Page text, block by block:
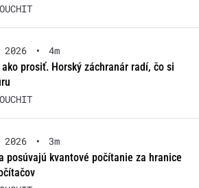
•
4m
prosiť. Horský záchranár radí, čo si
•
3m
posúvajú kvantové počítanie za hranice